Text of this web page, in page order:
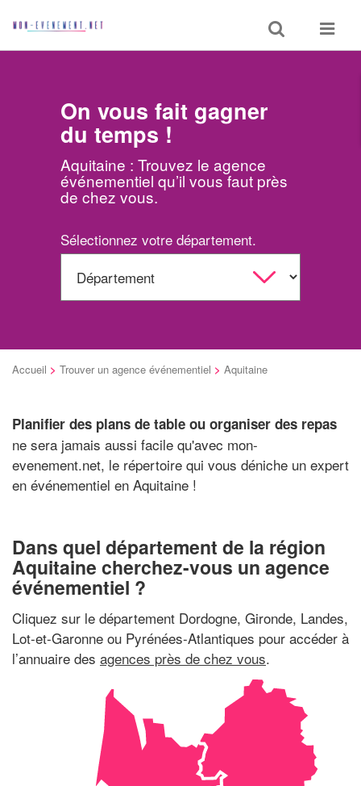
Toggle
search
Toggle
On vous fait gagner
du temps !
Aquitaine : Trouvez le agence
événementiel qu’il vous faut près
de chez vous.
Sélectionnez votre département.
Accueil > Trouver un agence événementiel > Aquitaine
Planifier des plans de table ou organiser des repas
ne sera jamais aussi facile qu'avec mon-
evenement.net, le répertoire qui vous déniche un expert
en événementiel en Aquitaine !
Dans quel département de la région
Aquitaine cherchez-vous un agence
événementiel ?
Cliquez sur le département Dordogne, Gironde, Landes,
Lot-et-Garonne ou Pyrénées-Atlantiques pour accéder à
l’annuaire des agences près de chez vous.